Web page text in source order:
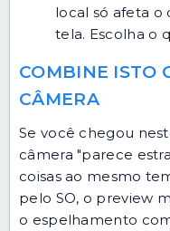
local só afeta o
tela. Escolha o
COMBINE ISTO
CÂMERA
Se você chegou
câmera "parece
coisas ao mesmo
pelo SO, o preview
o espelhamento